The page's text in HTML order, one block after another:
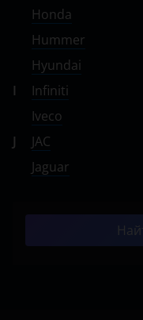
Honda
Hummer
Hyundai
I
Infiniti
Iveco
J
JAC
Jaguar